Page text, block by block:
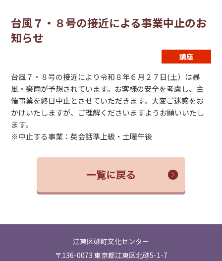
台風７・８号の接近による事業中止のお
知らせ
講座
台風７・８号の接近により令和８年６月２７日(土）は暴
風・豪雨が予想されています。お客様の安全を考慮し、主
催事業を終日中止とさせていただきます。大変ご迷惑をお
かけいたしますが、ご理解くださいますようお願いいたし
ます。
※中止する事業：英会話準上級・土曜午後
江東区砂町文化センター
〒136-0073 東京都江東区北砂5-1-7